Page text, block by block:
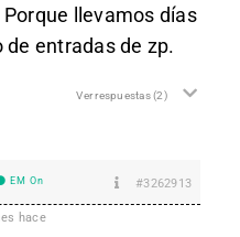
llevamos días
entradas de zp.
Ver respuestas(2)
EM On #3262913
hace